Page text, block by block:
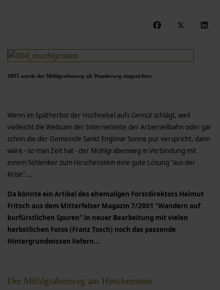
1883 wurde der Mühlgrabenweg als Wanderweg eingerichtet.
Wenn im Spätherbst der Hochnebel aufs Gemüt schlägt, weil
vielleicht die Webcam der Internetseite der Arberseilbahn oder gar
schon die der Gemeinde Sankt Englmar Sonne pur verspricht, dann
wäre - so man Zeit hat - der Mühlgrabenweg in Verbindung mit
einem Schlenker zum Hirschenstein eine gute Lösung "aus der
Krise"....
Da könnte ein Artikel des ehemaligen Forstdirektors Helmut
Fritsch aus dem Mitterfelser Magazin 7/2001 "Wandern auf
kurfürstlichen Spuren" in neuer Bearbeitung mit vielen
herbstlichen Fotos (Franz Tosch) noch das passende
Hintergrundwissen liefern...
Der Mühlgrabenweg am Hirschenstein